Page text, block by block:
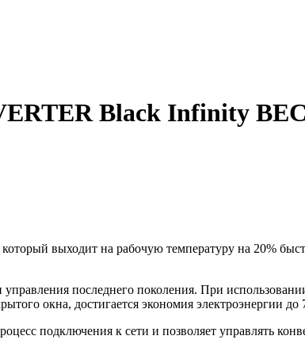
Black Infinity
выходит на рабочую температуру на 20%
последнего поколения. При
окна, достигается экономия электроэнергии до
подключения к сети и позволяет управлять